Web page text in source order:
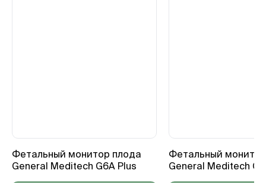
Фетальный монитор плода
General Meditech G6A Plus
Фетальный
General Meditech